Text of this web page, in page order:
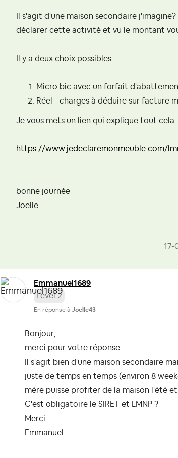
Il s'agit d'une maison secondaire
déclarer cette activité et vu le montant
Il y a deux choix possibles:
Micro bic avec un forfait
Réel - charges à déduire sur facture
Je vous mets un lien qui explique tout cela:
https://www.jedeclaremonmeuble.com/
bonne journée
Joëlle
‎17-
Emmanuel1689
Level 2
En réponse à Joelle43
Bonjour,
merci pour votre réponse.
Il s'agit bien d'une maison secondaire
juste de temps en temps (environ 8
mère puisse profiter de la maison l'été
C'est obligatoire le SIRET et LMNP ?
Merci
Emmanuel